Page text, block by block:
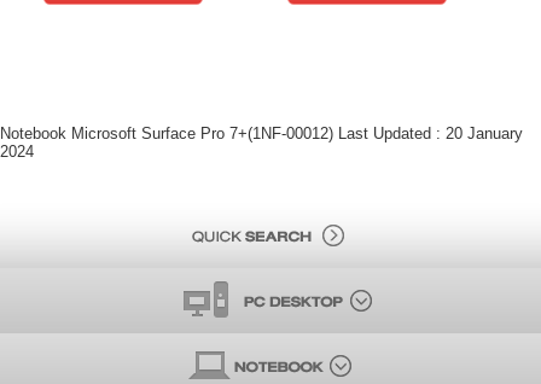
Notebook Microsoft Surface Pro 7+(1NF-00012) Last Updated : 20 January
2024